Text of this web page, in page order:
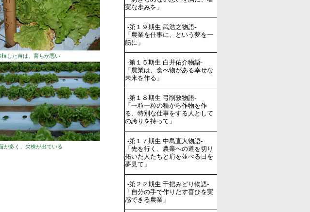
植した苗は、育ちが悪い
が多く、欠株が出ている
実な歩みを」
-第１９期生 武浩之物語-
「農業を仕事に、という夢を一
筋に」
-第１５期生 白井佑介物語-
「農業は、食べ物がある幸せな
未来を作る」
-第１８期生 弓削敦物語-
「一粒一粒の種から作物を作
る、特別な仕事をする人として
の誇りを持って」
-第１７期生 中島直人物語-
「先を行く、農業への道を切り
拓いた人たちと肩を並べる日を
夢見て」
-第２２期生 千把みどり物語-
「自分の手で作りだす喜びを実
感できる農業」